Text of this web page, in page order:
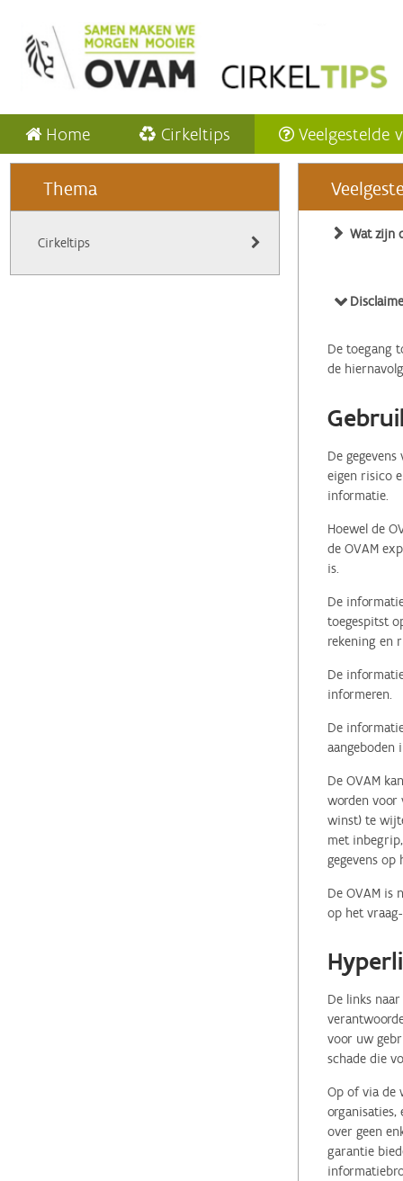
Home Cirkeltips Veelgestelde
Thema
Cirkeltips
Wat zijn
De toegang
de
De
eigen risico
informatie.
Hoewel de
de OVAM
is.
De
toegespitst
rekening en
De
informeren.
De
aangeboden
De OVAM
worden voor
winst) te
met
gegevens
De OVAM is
op het
De links
voor uw
schade die
Op of via de
organisaties,
over geen
garantie